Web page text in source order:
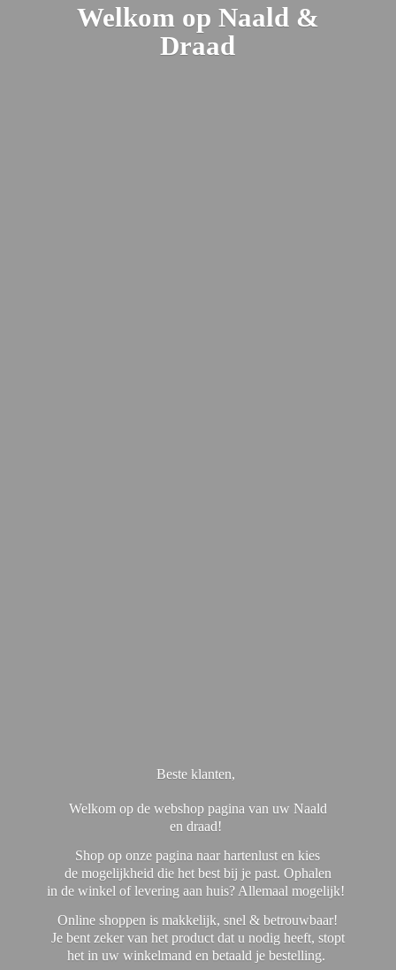
Welkom op Naald &
Draad
Beste klanten,
Welkom op de webshop pagina van uw Naald
en draad!
Shop op onze pagina naar hartenlust en kies
de mogelijkheid die het best bij je past. Ophalen
in de winkel of levering aan huis? Allemaal mogelijk!
Online shoppen is makkelijk, snel & betrouwbaar!
Je bent zeker van het product dat u nodig heeft, stopt
het in uw winkelmand en betaald je bestelling.